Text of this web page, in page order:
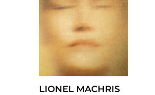
LIONEL MACHRIS